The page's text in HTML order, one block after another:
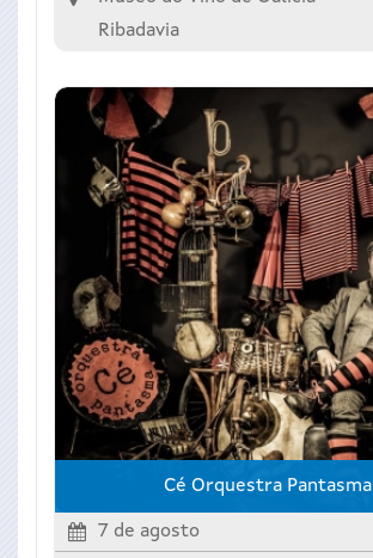
Ribadavia
Cé Orquestra Pantasma
7 de agosto